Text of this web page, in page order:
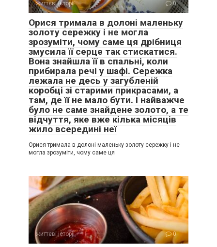
життєві історії 0
Орися тримала в долоні маленьку
золоту сережку і не могла
зрозуміти, чому саме ця дрібниця
змусила її серце так стискатися.
Вона знайшла її в спальні, коли
прибирала речі у шафі. Сережка
лежала не десь у загубленій
коробці зі старими прикрасами, а
там, де її не мало бути. І найважче
було не саме знайдене золото, а те
відчуття, яке вже кілька місяців
жило всередині неї
Орися тримала в долоні маленьку золоту сережку і не
могла зрозуміти, чому саме ця
життєві історії 0